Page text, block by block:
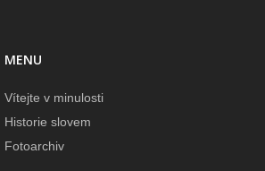
MENU
Vítejte v minulosti
Historie slovem
Fotoarchiv